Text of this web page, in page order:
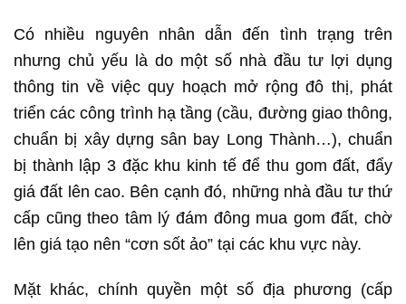
Có nhiều nguyên nhân dẫn đến tình trạng trên
nhưng chủ yếu là do một số nhà đầu tư lợi dụng
thông tin về việc quy hoạch mở rộng đô thị, phát
triển các công trình hạ tầng (cầu, đường giao thông,
chuẩn bị xây dựng sân bay Long Thành…), chuẩn
bị thành lập 3 đặc khu kinh tế để thu gom đất, đẩy
giá đất lên cao. Bên cạnh đó, những nhà đầu tư thứ
cấp cũng theo tâm lý đám đông mua gom đất, chờ
lên giá tạo nên “cơn sốt ảo” tại các khu vực này.
Mặt khác, chính quyền một số địa phương (cấp